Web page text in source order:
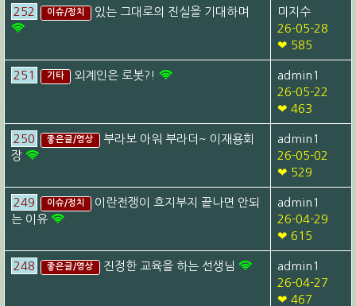
252 이슈/정치 있는 그대로의 진실을 기대하며
미지수
26-05-28
❤ 585
251 기타 외계인은 로봇?!
admin1
26-05-22
❤ 463
250 좋은글/영상
부라보 아워 부라더~ 이재용회
장
admin1
26-05-02
❤ 529
249 이슈/정치
이란전쟁이 흐지부지 끝나면 안되
는 이유
admin1
26-04-29
❤ 615
248 좋은글/영상 진정한 교육을 하는 선생님
admin1
26-04-27
❤ 467